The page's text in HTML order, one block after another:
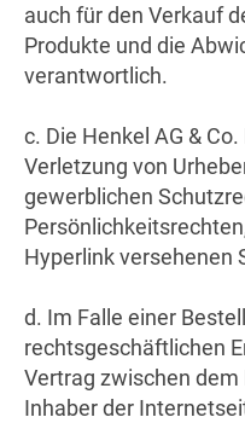
auch für den Verkauf
Produkte und die
verantwortlich.
c. Die Henkel AG &
Verletzung von
gewerblichen
Hyperlink versehenen
d. Im Falle einer
rechtsgeschäftlichen
Vertrag zwischen
Inhaber der